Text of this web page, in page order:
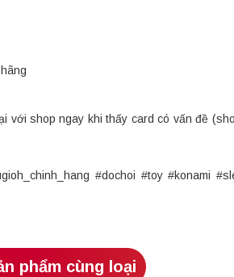
với shop ngay khi thấy card có vấn đề
#dochoi #toy #konami
phẩm cùng loại